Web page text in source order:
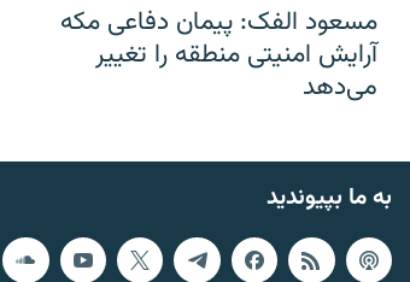
مسعود الفک: پیمان دفاعی مکه
آرایش امنیتی منطقه را تغییر
می‌دهد
به ما بپیوندید